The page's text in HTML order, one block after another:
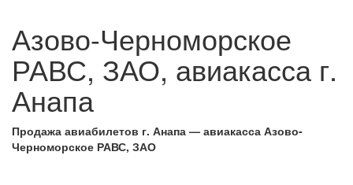
Азово-Черноморское
РАВС, ЗАО, авиакасса г.
Анапа
Продажа авиабилетов г. Анапа — авиакасса Азово-
Черноморское РАВС, ЗАО